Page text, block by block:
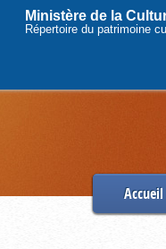
Ministère de la
Répertoire du patrimoine
Accueil